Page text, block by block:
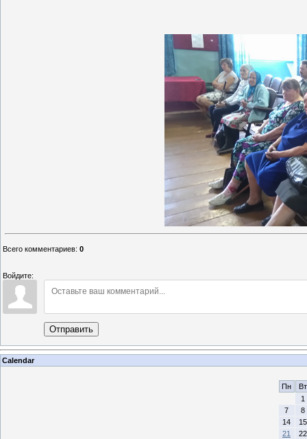
Всего комментариев: 0
Войдите:
Отправить
Calendar
Пн
Вт
1
7
8
14
15
21
22